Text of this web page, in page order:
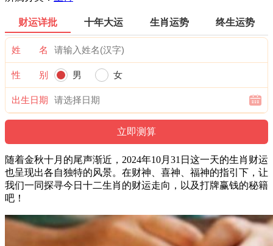
财运详批 十年大运 生肖运势 终生运势
姓 名
性 别 男 女
出生日期
随着金秋十月的尾声渐近，2024年10月31日这一天的生肖财运
也呈现出各自独特的风景。在财神、喜神、福神的指引下，让
我们一同探寻今日十二生肖的财运走向，以及打牌赢钱的秘籍
吧！